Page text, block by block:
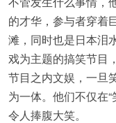
的才华，参与者穿着
滩，同时也是日本泪
戏为主题的搞笑节目
节目之内文娱，一旦
为一体。他们不仅在
令人捧腹大笑。